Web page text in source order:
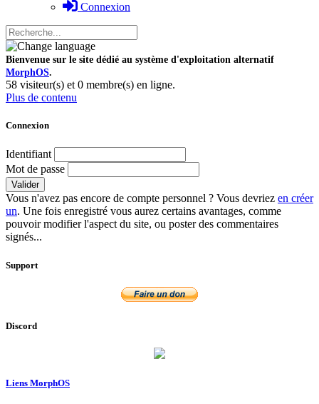
Connexion
Bienvenue sur le site dédié au système d'exploitation alternatif
MorphOS.
58 visiteur(s) et 0 membre(s) en ligne.
Plus de contenu
Connexion
Identifiant
Mot de passe
Valider
Vous n'avez pas encore de compte personnel ? Vous devriez en créer
un. Une fois enregistré vous aurez certains avantages, comme
pouvoir modifier l'aspect du site, ou poster des commentaires
signés...
Support
Discord
Liens MorphOS